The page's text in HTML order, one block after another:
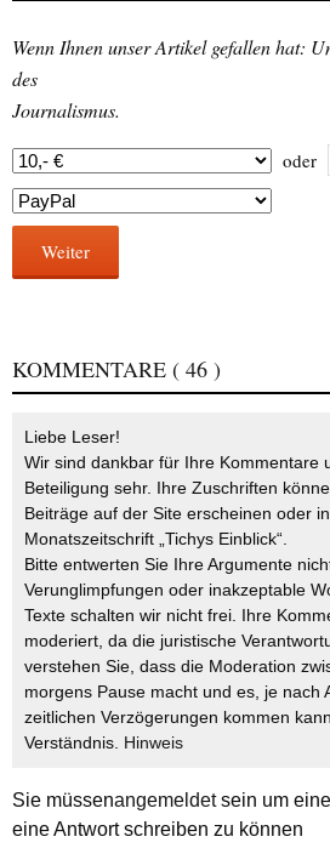
Wenn Ihnen unser Artikel gefallen hat:
des
Journalismus.
oder
Weiter
KOMMENTARE ( 46 )
Liebe Leser!
Wir sind dankbar für Ihre Kommentare
Beteiligung sehr. Ihre Zuschriften
Beiträge auf der Site erscheinen oder
Monatszeitschrift „Tichys Einblick“.
Bitte entwerten Sie Ihre Argumente
Verunglimpfungen oder inakzeptable
Texte schalten wir nicht frei. Ihre
moderiert, da die juristische
verstehen Sie, dass die Moderation
morgens Pause macht und es, je nach
zeitlichen Verzögerungen kommen
Verständnis. Hinweis
Sie müssenangemeldetsein um
eine Antwort schreiben zu können